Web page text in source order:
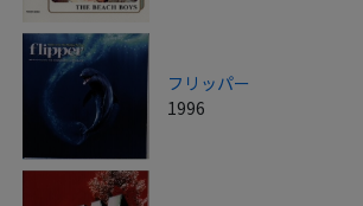
フリッパー
1996